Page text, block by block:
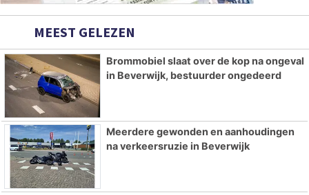
MEEST GELEZEN
Brommobiel slaat over de kop na ongeval
in Beverwijk, bestuurder ongedeerd
Meerdere gewonden en aanhoudingen
na verkeersruzie in Beverwijk